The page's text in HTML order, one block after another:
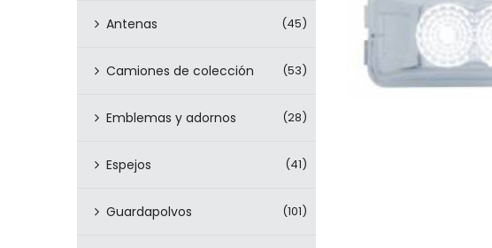
Antenas (45)
Camiones de colección (53)
Emblemas y adornos (28)
Espejos (41)
Guardapolvos (101)